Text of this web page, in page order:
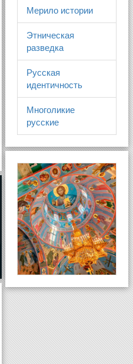
Мерило истории
Этническая
разведка
Русская
идентичность
Многоликие
русские